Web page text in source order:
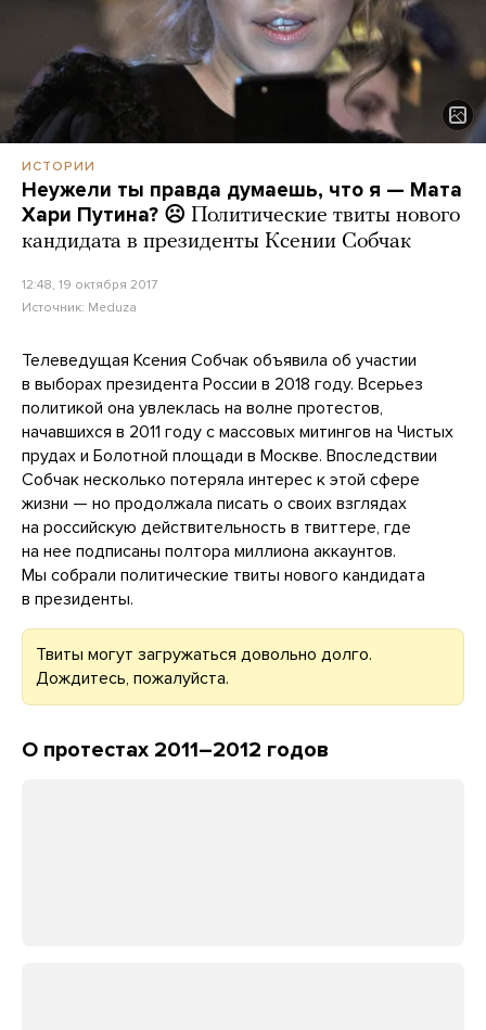
ИСТОРИИ
Неужели ты правда думаешь, что я — Мата
Хари Путина? ☹️ Политические твиты нового
кандидата в президенты Ксении Собчак
12:48, 19 октября 2017
Источник: Meduza
Телеведущая Ксения Собчак объявила об участии
в выборах президента России в 2018 году. Всерьез
политикой она увлеклась на волне протестов,
начавшихся в 2011 году с массовых митингов на Чистых
прудах и Болотной площади в Москве. Впоследствии
Собчак несколько потеряла интерес к этой сфере
жизни — но продолжала писать о своих взглядах
на российскую действительность в твиттере, где
на нее подписаны полтора миллиона аккаунтов.
Мы собрали политические твиты нового кандидата
в президенты.
Твиты могут загружаться довольно долго.
Дождитесь, пожалуйста.
О протестах 2011–2012 годов